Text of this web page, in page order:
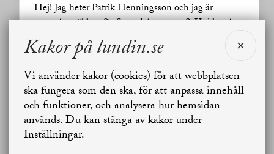
Kakor på lundin.se
Vi använder kakor (cookies) för att webbplatsen
ska fungera som den ska, för att anpassa innehåll
och funktioner, och analysera hur hemsidan
används. Du kan stänga av kakor under
Inställningar.
Hej! Jag heter Patrik Henningsson och jag är
ansvarig mäklare för Strandplatsgatan 8. Vad kan jag
hjälpa dig med?
Jag vill sälja Jag vill boka värdering
Skapa bostadsbevakning